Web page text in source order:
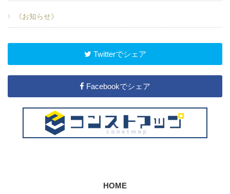
《お知らせ》
Twitterでシェア
Facebookでシェア
HOME